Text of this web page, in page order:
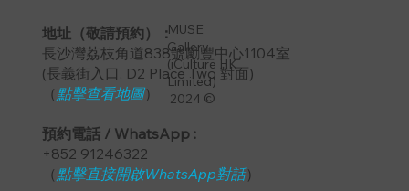
MUSE
Gallery
(iCulture HK
Limited)
2024 ©
地址（敬請預約）：
長沙灣荔枝角道838號勵豐中心1104室
​(長義街入口, D2 Place Two 對面)
（ 點擊查看地圖）
預約電話 / WhatsApp :
+852 91246322
（ 點擊直接開啟WhatsApp對話）